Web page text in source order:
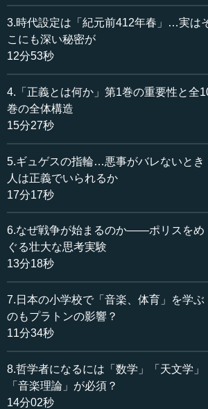
始めます。第1回は「史上最大の問題作
お話しいたします。
プラトンの対話篇『ポリテイア』は、
家』というタイトルで通用しています。
話しするに当たり、最初にこの本がどれ
れぐらい注目されているかということに
な形でお話しします。
2001年にイギリスの新聞「ガーディア
専門家を中心に大々的な調査を行い、こ
（The Republic）という本でした。少し
が、イギリスを中心とするヨーロッパの
までに書かれた哲学書の中で最も重要な
いうことです。
ちなみに2位はカントの『純粋理性批
of Pure Reason）、3位にチャールズ・
起源』（The Origin of Species）。その
ーム、ニーチェ、アリストテレスといっ
います。その中で堂々と1位を取ったプ
ア』という本は、なぜそんなに重要だと
3.時代設定は「紀元前412年春」…実は
こにも深い秘密が
12分53秒
4.「正義とは何か」第1巻の重要性と全
巻の全体構造
15分27秒
5.ギュゲスの指輪…悪事がバレないとき
人は正義でいられるか
17分17秒
6.なぜ戦争が始まるのか――ポリスをめ
ぐる壮大な思考実験
13分18秒
7.日本の小学校で「音楽、体育」を学ぶ
のもプラトンの影響？
11分34秒
8.哲学者になるには「数学」「天文学」
「音楽理論」が必須？
14分02秒